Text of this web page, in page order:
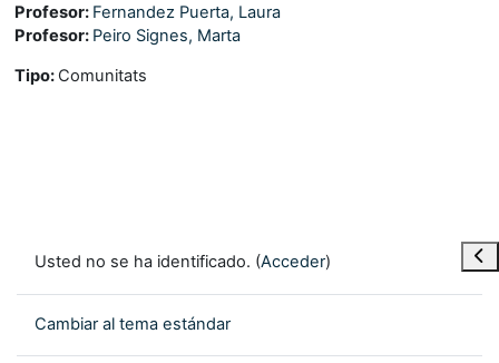
Profesor: Fernandez Puerta, Laura
Profesor: Peiro Signes, Marta
Tipo: Comunitats
Usted no se ha identificado. (Acceder)
Cambiar al tema estándar